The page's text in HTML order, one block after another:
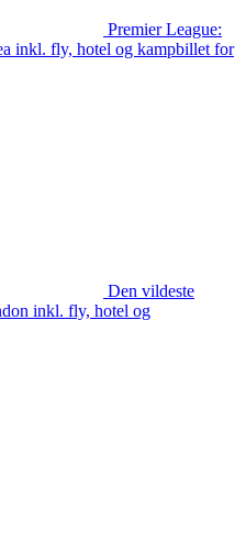
Premier League:
inkl. fly, hotel og kampbillet for
Den vildeste
inkl. fly, hotel og